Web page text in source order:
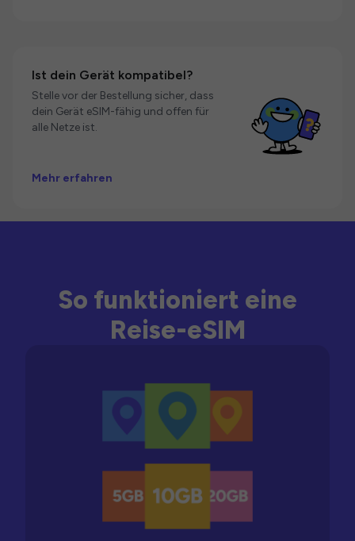
Ist dein Gerät kompatibel?
Stelle vor der Bestellung sicher, dass
dein Gerät eSIM-fähig und offen für
alle Netze ist.
Mehr erfahren
So funktioniert eine
Reise-eSIM